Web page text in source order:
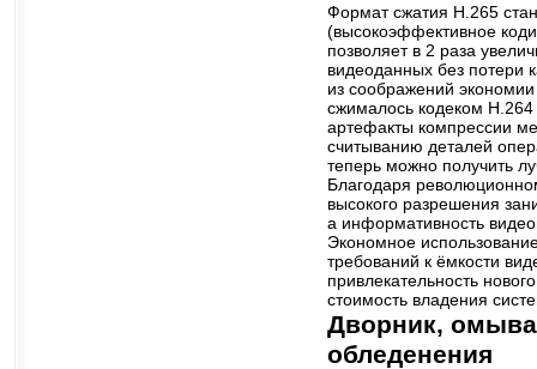
Формат сжатия H.265
(высокоэффективное
позволяет в 2 раза
видеоданных без потери
из соображений
сжималось кодеком
артефакты компрессии
считыванию деталей
теперь можно получить
Благодаря
высокого разрешения
а информативность
Экономное
требований к ёмкости
привлекательность
стоимость владения
Дворник,
обледенения